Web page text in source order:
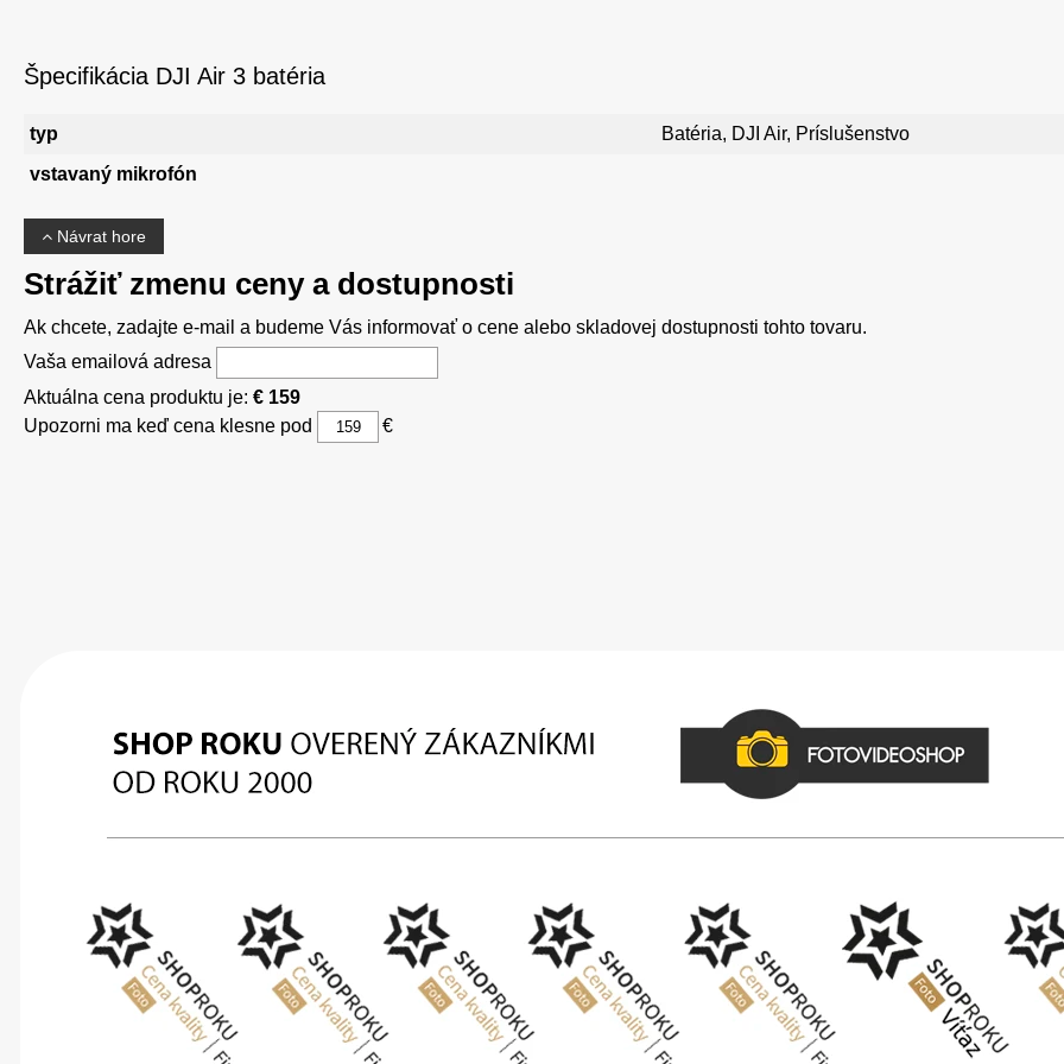
Špecifikácia DJI Air 3 batéria
typ
Batéria, DJI Air, Príslušenstvo
vstavaný mikrofón
Návrat hore
Strážiť zmenu ceny a dostupnosti
Ak chcete, zadajte e-mail a budeme Vás informovať o cene alebo skladovej dostupnosti tohto tovaru.
Vaša emailová adresa
Aktuálna cena produktu je: € 159
Upozorni ma keď cena klesne pod
€